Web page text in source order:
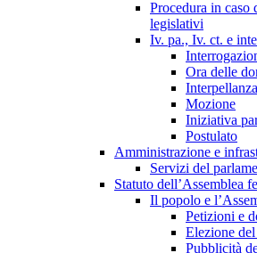
Procedura in caso
legislativi
Iv. pa., Iv. ct. e
Ora delle
Interpellanza
Mozione
Iniziativa
Postulato
Amministrazione e
Servizi del
Statuto dell’Assemblea
Il popolo e
Petizioni e
Elezione
Pubblicità